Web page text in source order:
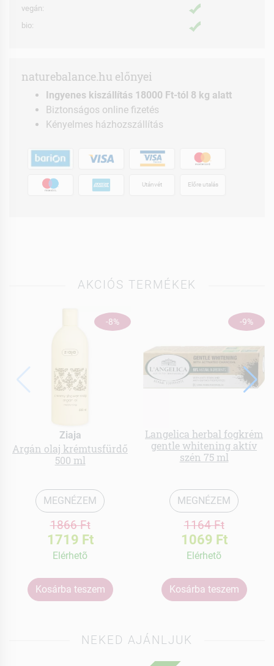
vegán:
bio:
naturebalance.hu előnyei
Ingyenes kiszállítás 18000 Ft-tól 8 kg alatt
Biztonságos online fizetés
Kényelmes házhozszállítás
Utánvét Előre utalás
AKCIÓS TERMÉKEK
-8%
Ziaja
Argán olaj krémtusfürdő
500 ml
MEGNÉZEM
1866 Ft
1719 Ft
Elérhetõ
Kosárba teszem
-9%
Langelica herbal fogkrém
gentle whitening aktív
szén 75 ml
MEGNÉZEM
1164 Ft
1069 Ft
Elérhetõ
Kosárba teszem
NEKED AJÁNLJUK